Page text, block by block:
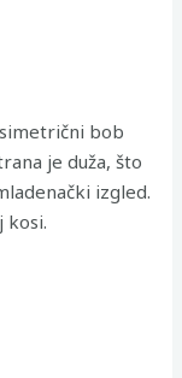
bob
je duža, što
izgled.
kosi.